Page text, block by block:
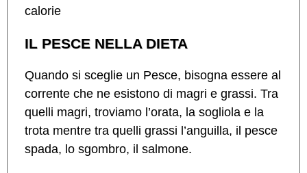
calorie
IL PESCE NELLA DIETA
Quando si sceglie un Pesce, bisogna essere al
corrente che ne esistono di magri e grassi. Tra
quelli magri, troviamo l’orata, la sogliola e la
trota mentre tra quelli grassi l’anguilla, il pesce
spada, lo sgombro, il salmone.